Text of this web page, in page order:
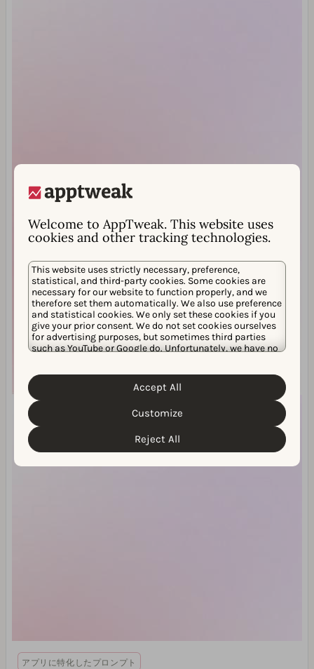
Welcome to AppTweak. This website uses
cookies and other tracking technologies.
This website uses strictly necessary, preference,
statistical, and third-party cookies. Some cookies are
necessary for our website to function properly, and we
therefore set them automatically. We also use preference
and statistical cookies. We only set these cookies if you
give your prior consent. We do not set cookies ourselves
for advertising purposes, but sometimes third parties
such as YouTube or Google do. Unfortunately, we have no
personal data and the different cookies we use, please
Cookie Policy&Privacy Policy
customize your cookie settings and preferences by
clicking the “Customize” button.
Reject All
Customize
Accept All
アプリに特化したプロンプト